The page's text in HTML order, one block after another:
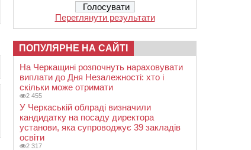
Переглянути результати
ПОПУЛЯРНЕ НА САЙТІ
На Черкащині розпочнуть нараховувати
виплати до Дня Незалежності: хто і
скільки може отримати
2 455
У Черкаській облраді визначили
кандидатку на посаду директора
установи, яка супроводжує 39 закладів
освіти
2 317